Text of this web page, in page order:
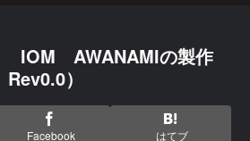
IOM AWANAMIの製作
）
Facebook はてブ